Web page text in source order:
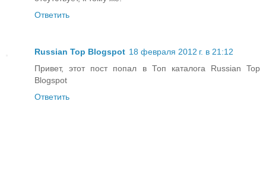
Ответить
Russian Top Blogspot 18 февраля 2012 г. в 21:12
Привет, этот пост попал в Топ каталога Russian Top
Blogspot
Ответить